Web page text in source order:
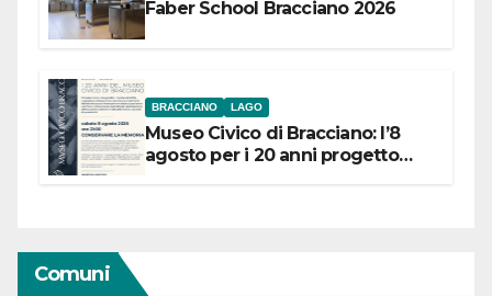
Faber School Bracciano 2026
BRACCIANO LAGO
Museo Civico di Bracciano: l’8
agosto per i 20 anni progetto
Comuni